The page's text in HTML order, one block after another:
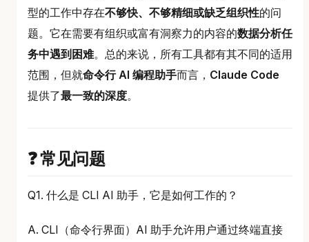
型的工作中存在不够快、不够精细或缺乏组织性的问
题。它在需要有组织或富有洞察力的内容的数据分析任
务中遇到困难。总的来说，所有工具都有其不同的适用
范围，但就命令行 AI 编程助手而言， Claude Code
提供了最一致的深度。
❓ 常见问题
Q1. 什么是 CLI AI 助手，它是如何工作的？
A. CLI（命令行界面）AI 助手允许用户通过终端直接